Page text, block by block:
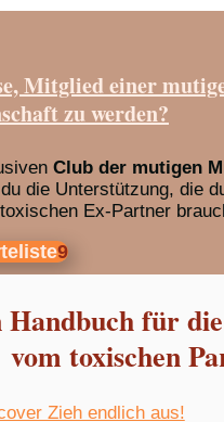
Mitglied einer
zu werden?
Club der mutigen
die Unterstützung, die
Ex-Partner
Handbuch für
vom toxischen